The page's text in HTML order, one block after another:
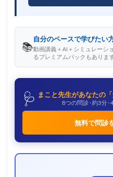
📚
自分のペースで学びたい
動画講義＋AI＋シミュレーシ
るプレミアムパックもありま
🩺 まこと先生があなたの
8つの問診 · 約3分
無料で問診